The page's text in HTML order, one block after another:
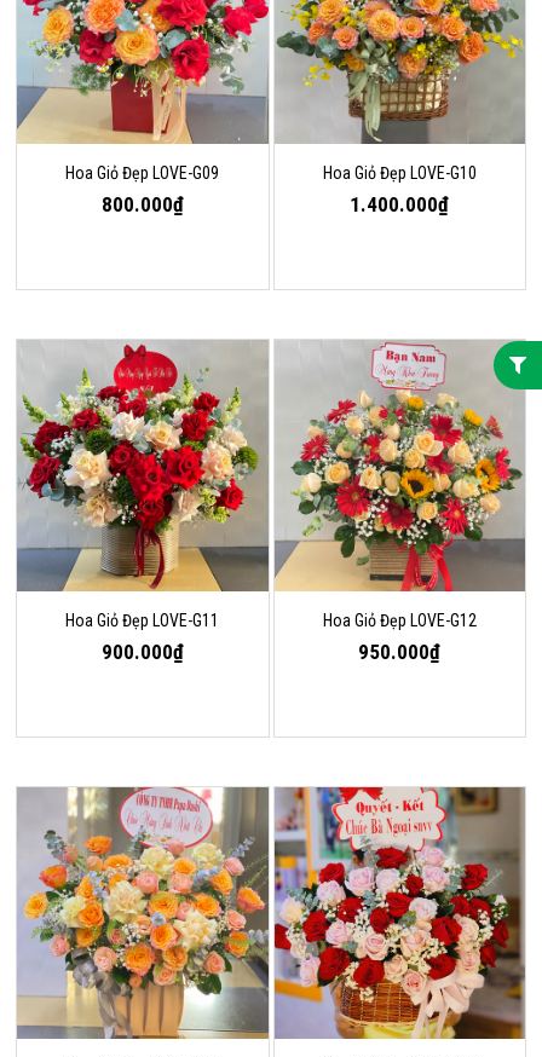
Hoa Giỏ Đẹp LOVE-G09
800.000₫
Hoa Giỏ Đẹp LOVE-G10
1.400.000₫
Hoa Giỏ Đẹp LOVE-G11
900.000₫
Hoa Giỏ Đẹp LOVE-G12
950.000₫